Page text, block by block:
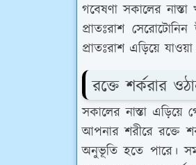
গবেষণা সকালের
প্রাতঃরাশ সেরোটোনিন
প্রাতঃরাশ এড়িয়ে
রক্তে শর্করার
সকালের নাস্তা এড়িয়ে
আপনার শরীরে রক্তে
অনুভূতি হতে পারে।